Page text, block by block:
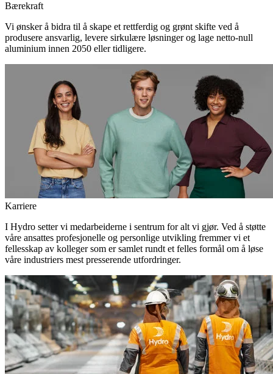
Bærekraft
Vi ønsker å bidra til å skape et rettferdig og grønt skifte ved å
produsere ansvarlig, levere sirkulære løsninger og lage netto-null
aluminium innen 2050 eller tidligere.
Karriere
I Hydro setter vi medarbeiderne i sentrum for alt vi gjør. Ved å støtte
våre ansattes profesjonelle og personlige utvikling fremmer vi et
fellesskap av kolleger som er samlet rundt et felles formål om å løse
våre industriers mest presserende utfordringer.